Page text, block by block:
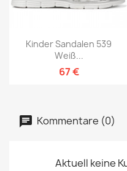
Kinder Sandalen 539
Weiß...
67 €
Kommentare (0)
Aktuell keine